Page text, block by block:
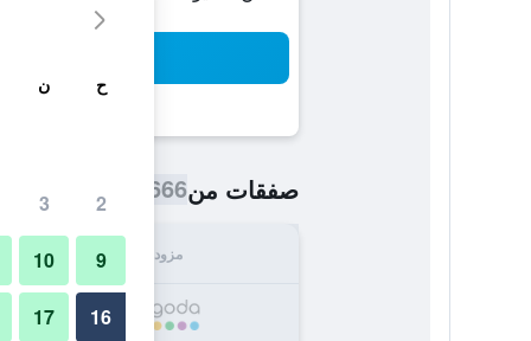
صفقات من87,666 ﷼
مزود
ح ن
2
3
9
10
16
17